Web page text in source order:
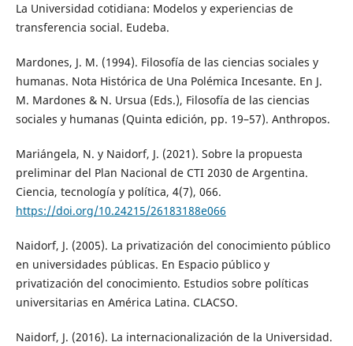
La Universidad cotidiana: Modelos y experiencias de
transferencia social. Eudeba.
Mardones, J. M. (1994). Filosofía de las ciencias sociales y
humanas. Nota Histórica de Una Polémica Incesante. En J.
M. Mardones & N. Ursua (Eds.), Filosofía de las ciencias
sociales y humanas (Quinta edición, pp. 19–57). Anthropos.
Mariángela, N. y Naidorf, J. (2021). Sobre la propuesta
preliminar del Plan Nacional de CTI 2030 de Argentina.
Ciencia, tecnología y política, 4(7), 066.
https://doi.org/10.24215/26183188e066
Naidorf, J. (2005). La privatización del conocimiento público
en universidades públicas. En Espacio público y
privatización del conocimiento. Estudios sobre políticas
universitarias en América Latina. CLACSO.
Naidorf, J. (2016). La internacionalización de la Universidad.